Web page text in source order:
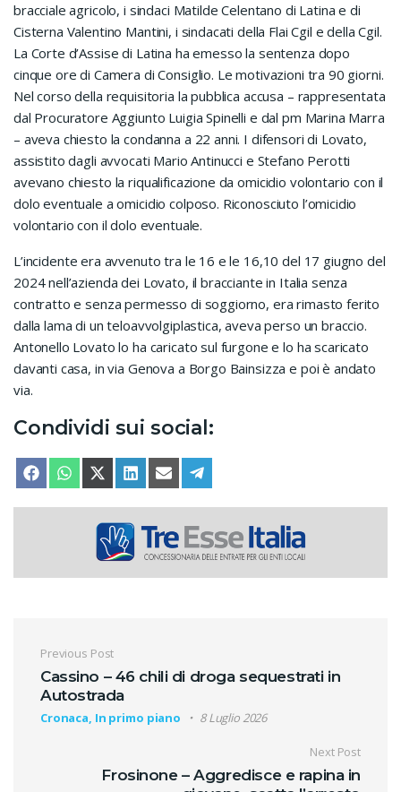
bracciale agricolo, i sindaci Matilde Celentano di Latina e di
Cisterna Valentino Mantini, i sindacati della Flai Cgil e della Cgil.
La Corte d’Assise di Latina ha emesso la sentenza dopo
cinque ore di Camera di Consiglio. Le motivazioni tra 90 giorni.
Nel corso della requisitoria la pubblica accusa – rappresentata
dal Procuratore Aggiunto Luigia Spinelli e dal pm Marina Marra
– aveva chiesto la condanna a 22 anni. I difensori di Lovato,
assistito dagli avvocati Mario Antinucci e Stefano Perotti
avevano chiesto la riqualificazione da omicidio volontario con il
dolo eventuale a omicidio colposo. Riconosciuto l’omicidio
volontario con il dolo eventuale.
L’incidente era avvenuto tra le 16 e le 16,10 del 17 giugno del
2024 nell’azienda dei Lovato, il bracciante in Italia senza
contratto e senza permesso di soggiorno, era rimasto ferito
dalla lama di un teloavvolgiplastica, aveva perso un braccio.
Antonello Lovato lo ha caricato sul furgone e lo ha scaricato
davanti casa, in via Genova a Borgo Bainsizza e poi è andato
via.
Condividi sui social:
SHARE ON
FACEBOOKSHARE ON
WHATSAPPSHARE ON
X (TWITTER)
SHARE ON
LINKEDINSHARE ON
EMAIL
Navigazione articoli
Previous Post
Cassino – 46 chili di droga sequestrati in
Autostrada
Cronaca, In primo piano 8 Luglio 2026
Next Post
Frosinone – Aggredisce e rapina in